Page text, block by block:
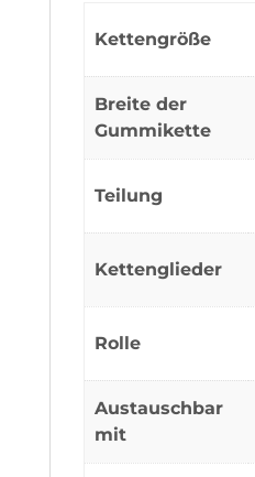
Kettengröße
Breite der
Gummikette
Teilung
Kettenglieder
Rolle
Austauschbar
mit